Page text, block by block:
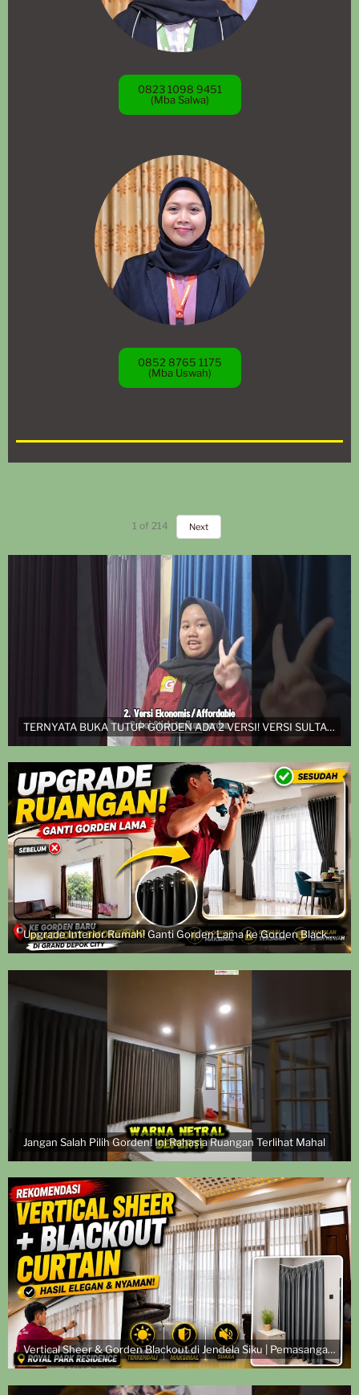
0823 1098 9451
(Mba Salwa)
0852 8765 1175
(Mba Uswah)
1 of 214 Next
TERNYATA BUKA TUTUP GORDEN ADA 2 VERSI! VERSI SULTAN DAN VERSI EKONOMIS
Upgrade Interior Rumah! Ganti Gorden Lama ke Gorden Blackout Smokering | Pasang di Grand Depok City
Jangan Salah Pilih Gorden! Ini Rahasia Ruangan Terlihat Mahal
Vertical Sheer & Gorden Blackout di Jendela Siku | Pemasangan di Royal Park Residence